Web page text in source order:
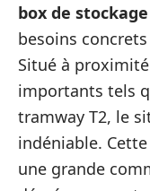
box de stockage
besoins
Situé à
importants tels
tramway T2, le
indéniable.
une grande